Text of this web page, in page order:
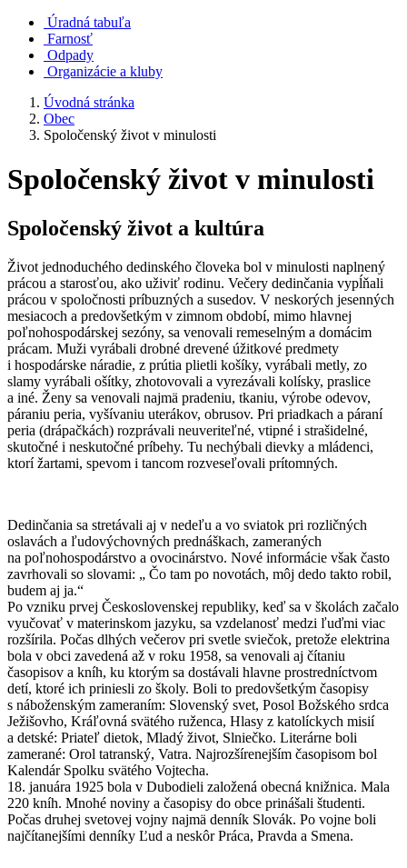
Úradná tabuľa
Farnosť
Odpady
Organizácie a kluby
Úvodná stránka
Obec
Spoločenský život v minulosti
Spoločenský život v minulosti
Spoločenský život a kultúra
Život jednoduchého dedinského človeka bol v minulosti naplnený
prácou a starosťou, ako uživiť rodinu. Večery dedinčania vypĺňali
prácou v spoločnosti príbuzných a susedov. V neskorých jesenných
mesiacoch a predovšetkým v zimnom období, mimo hlavnej
poľnohospodárskej sezóny, sa venovali remeselným a domácim
prácam. Muži vyrábali drobné drevené úžitkové predmety
i hospodárske náradie, z prútia plietli košíky, vyrábali metly, zo
slamy vyrábali ošítky, zhotovovali a vyrezávali kolísky, praslice
a iné. Ženy sa venovali najmä pradeniu, tkaniu, výrobe odevov,
páraniu peria, vyšívaniu uterákov, obrusov. Pri priadkach a páraní
peria (drápačkách) rozprávali neuveriteľné, vtipné i strašidelné,
skutočné i neskutočné príbehy. Tu nechýbali dievky a mládenci,
ktorí žartami, spevom i tancom rozveseľovali prítomných.
Dedinčania sa stretávali aj v nedeľu a vo sviatok pri rozličných
oslavách a ľudovýchovných prednáškach, zameraných
na poľnohospodárstvo a ovocinárstvo. Nové informácie však často
zavrhovali so slovami: „ Čo tam po novotách, môj dedo takto robil,
budem aj ja.“
Po vzniku prvej Československej republiky, keď sa v školách začalo
vyučovať v materinskom jazyku, sa vzdelanosť medzi ľuďmi viac
rozšírila. Počas dlhých večerov pri svetle sviečok, pretože elektrina
bola v obci zavedená až v roku 1958, sa venovali aj čítaniu
časopisov a kníh, ku ktorým sa dostávali hlavne prostredníctvom
detí, ktoré ich priniesli zo školy. Boli to predovšetkým časopisy
s náboženským zameraním: Slovenský svet, Posol Božského srdca
Ježišovho, Kráľovná svätého ruženca, Hlasy z katolíckych misií
a detské: Priateľ dietok, Mladý život, Slniečko. Literárne boli
zamerané: Orol tatranský, Vatra. Najrozšírenejším časopisom bol
Kalendár Spolku svätého Vojtecha.
18. januára 1925 bola v Dubodieli založená obecná knižnica. Mala
220 kníh. Mnohé noviny a časopisy do obce prinášali študenti.
Počas druhej svetovej vojny najmä denník Slovák. Po vojne boli
najčítanejšími denníky Ľud a neskôr Práca, Pravda a Smena.